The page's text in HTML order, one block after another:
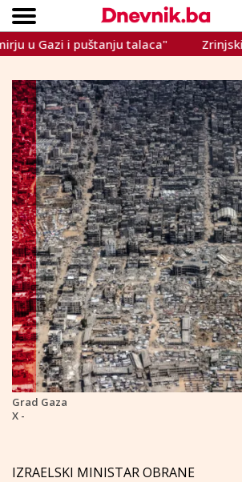
VIJESTI
SPORT
INTERVIEW
TEME
CRNA KRONIKA
LIFESTYLE
Copyright © Dnevnik.ba
Gazi i puštanju talaca" Zrinjski se
Grad Gaza
X -
IZRAELSKI MINISTAR OBRANE